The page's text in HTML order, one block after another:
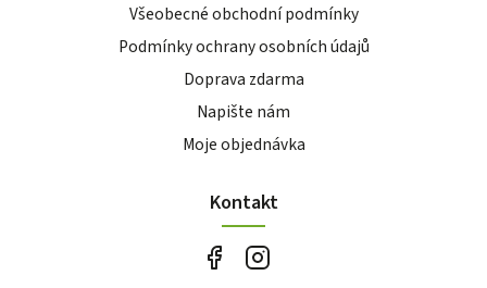
Všeobecné obchodní podmínky
Podmínky ochrany osobních údajů
Doprava zdarma
Napište nám
Moje objednávka
Kontakt